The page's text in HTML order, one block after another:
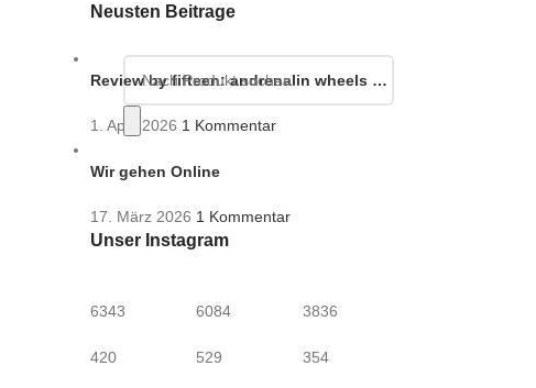
Neusten Beiträge
Review by fifteen: andrenalin wheels …
1. April 2026 1 Kommentar
Wir gehen Online
17. März 2026 1 Kommentar
Unser Instagram
6343
420
6084
529
3836
354